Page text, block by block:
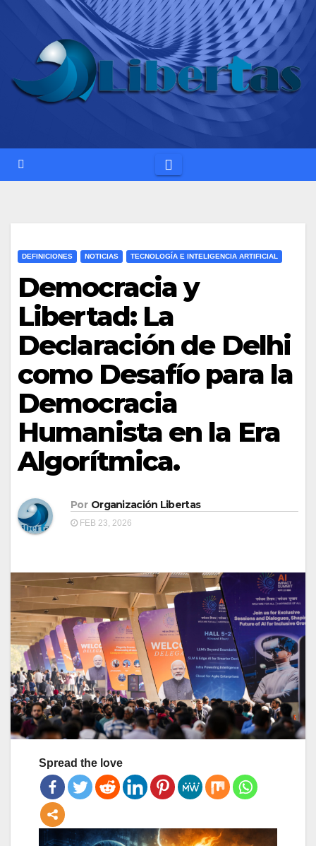
contenido
DEFINICIONES NOTICIAS TECNOLOGÍA E INTELIGENCIA ARTIFICIAL
Democracia y
Libertad: La
Declaración de Delhi
como Desafío para la
Democracia
Humanista en la Era
Algorítmica.
Por Organización Libertas
FEB 23, 2026
Spread the love